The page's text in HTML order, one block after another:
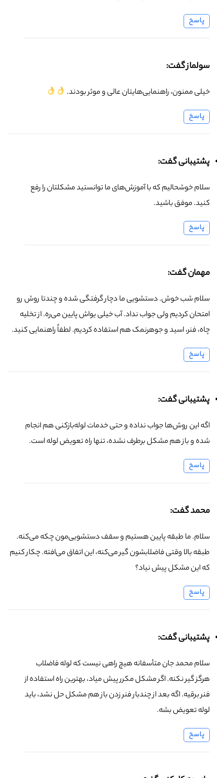
پاسخ
سولماز گفت:
خیلی ممنون، راهنمایی‌هایتان عالی و موثر بودند.
پاسخ
پشتیبانی گفت:
سلام خوشحالیم که با آموزش‌های ما توانستید مشکلتان را رفع
کنید. موفق باشید.
پاسخ
مهمان گفت:
سلام شب خوش. دستشویی ما دچار گرفتگی شده و چندتا روش رو
امتحان کردیم ولی جواب نداد. آب خیلی یواش پایین می‌ره. از تخلیه
چاه، فنر، اسید و جوهرنمک هم استفاده کردیم. لطفاً راهنمایی کنید.
پاسخ
پشتیبانی گفت:
اگه این روش‌ها جواب نداده و حتی خدمات لوله‌بازکنی هم انجام
شده و باز هم مشکل برطرف نشده، تنها راه تعویض لوله است.
پاسخ
محمد گفت:
سلام. ما طبقه پایین هستیم و سقف دستشویی‌مون چکه می‌کنه.
طبقه بالا وقتی فاضلابشون گیر می‌کنه، این اتفاق می‌افته. چکار کنیم
که این مشکل پیش نیاد؟
پاسخ
پشتیبانی گفت:
سلام محمد جان متأسفانه هیچ راهی نیست که لوله فاضلاب
هرگز گیر نکنه. اگر مشکل مکرر پیش میاد، بهترین راه استفاده از
فنر برقیه. اگه بعد از چندبار فنر زدن باز هم مشکل حل نشد، باید
لوله تعویض بشه.
پاسخ